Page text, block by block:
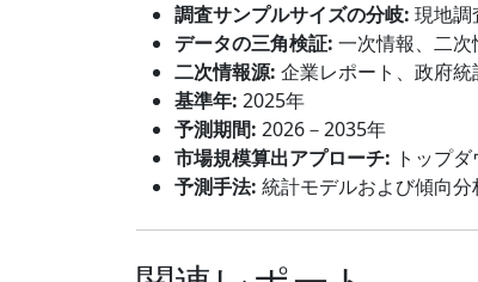
調査サンプルサイズの分岐: 現地調
データの三角検証: 一次情報、二
二次情報源: 企業レポート、政府
基準年: 2025年
予測期間: 2026－2035年
市場規模算出アプローチ: トップ
予測手法: 統計モデルおよび傾向分